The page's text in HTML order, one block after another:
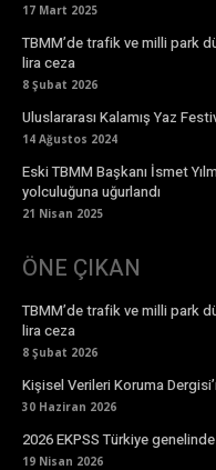
17 Mart 2025
TBMM’de trafik ve milli park
lira ceza
8 Şubat 2026
Uluslararası Kalamış Yaz
14 Ağustos 2024
Eski TBMM Başkanı İsmet
yolculuğuna uğurlandı
21 Nisan 2025
ÖNE ÇIKAN
TBMM’de trafik ve milli park
lira ceza
8 Şubat 2026
Kişisel Verileri Koruma
30 Haziran 2026
2026 EKPSS Türkiye
19 Nisan 2026